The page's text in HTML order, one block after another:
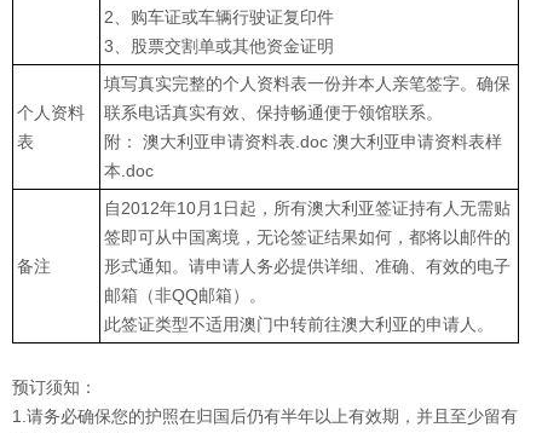
2、购车证或车辆行驶证复印件
3、股票交割单或其他资金证明
个人资料
表
填写真实完整的个人资料表一份并本人亲笔签字。确保
联系电话真实有效、保持畅通便于领馆联系。
附： 澳大利亚申请资料表.doc 澳大利亚申请资料表样
本.doc
备注
自2012年10月1日起，所有澳大利亚签证持有人无需贴
签即可从中国离境，无论签证结果如何，都将以邮件的
形式通知。请申请人务必提供详细、准确、有效的电子
邮箱（非QQ邮箱）。
此签证类型不适用澳门中转前往澳大利亚的申请人。
预订须知：
1.请务必确保您的护照在归国后仍有半年以上有效期，并且至少留有